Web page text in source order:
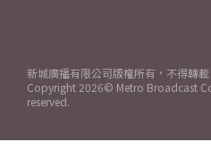
新城廣播有限公司版權所有，不得轉載
Copyright 2026© Metro Broadcast
reserved.